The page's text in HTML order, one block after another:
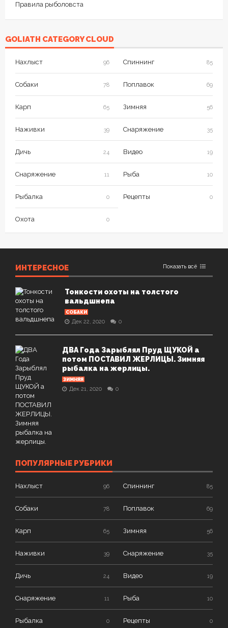
Правила рыболовста
GOLIATH CATEGORY CLOUD
Нахлыст 96 Спиннинг 85
Собаки 78 Поплавок 69
Карп 65 Зимняя 56
Наживки 39 Снаряжение 35
Дичь 24 Видео 19
Снаряжение 11 Рыба 10
Рыбалка 0 Рецепты 0
Охота 0
ИНТЕРЕСНОЕ Показать всё
Тонкости охоты на толстого
вальдшнепа
СОБАКИ
Дек 22, 2020 0
ДВА Года Зарыблял Пруд ЩУКОЙ а
потом ПОСТАВИЛ ЖЕРЛИЦЫ. Зимняя
рыбалка на жерлицы.
ЗИМНЯЯ
Дек 21, 2020 0
ПОПУЛЯРНЫЕ РУБРИКИ
Нахлыст 96 Спиннинг 85
Собаки 78 Поплавок 69
Карп 65 Зимняя 56
Наживки 39 Снаряжение 35
Дичь 24 Видео 19
Снаряжение 11 Рыба 10
Рыбалка 0 Рецепты 0